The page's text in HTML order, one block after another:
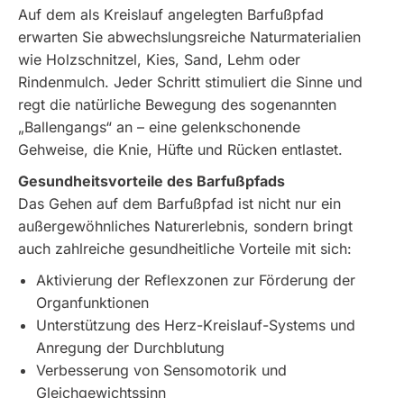
Auf dem als Kreislauf angelegten Barfußpfad
erwarten Sie abwechslungsreiche Naturmaterialien
wie Holzschnitzel, Kies, Sand, Lehm oder
Rindenmulch. Jeder Schritt stimuliert die Sinne und
regt die natürliche Bewegung des sogenannten
„Ballengangs“ an – eine gelenkschonende
Gehweise, die Knie, Hüfte und Rücken entlastet.
Gesundheitsvorteile des Barfußpfads
Das Gehen auf dem Barfußpfad ist nicht nur ein
außergewöhnliches Naturerlebnis, sondern bringt
auch zahlreiche gesundheitliche Vorteile mit sich:
Aktivierung der Reflexzonen zur Förderung der
Organfunktionen
Unterstützung des Herz-Kreislauf-Systems und
Anregung der Durchblutung
Verbesserung von Sensomotorik und
Gleichgewichtssinn